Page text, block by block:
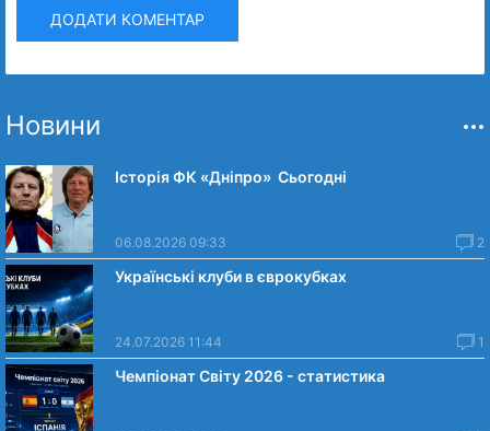
ДОДАТИ КОМЕНТАР
Новини
Історія ФК «Дніпро» Сьогодні
06.08.2026 09:33 2
Українські клуби в єврокубках
24.07.2026 11:44 1
Чемпіонат Світу 2026 - статистика